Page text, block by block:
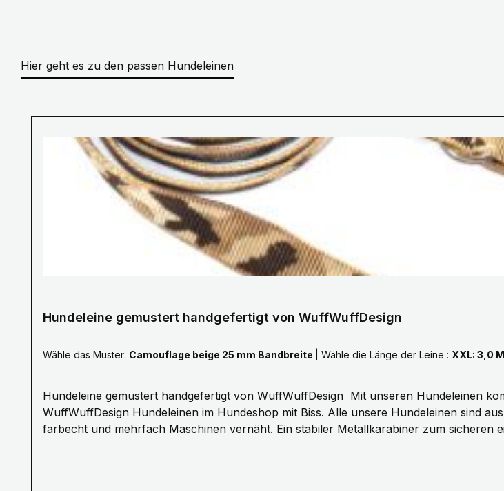
Hier geht es zu den passen Hundeleinen
Hundeleine gemustert handgefertigt von WuffWuffDesign
Wähle das Muster: Camouflage beige 25 mm Bandbreite Wähle die Länge der Leine : XXL: 3,0
Hundeleine gemustert handgefertigt von WuffWuffDesign Mit unseren Hundeleinen kommt Farbe ins Hundeleben. Erleben Sie die Farbenvielfalt unserer
WuffWuffDesign Hundeleinen im Hundeshop mit Biss. Alle unsere Hundeleinen sind
farbecht und mehrfach Maschinen vernäht. Ein stabiler Metallkarabiner zum sicheren